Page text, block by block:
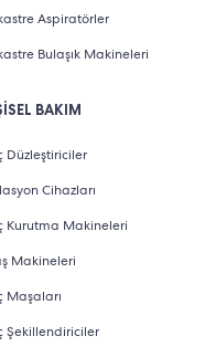
Aspiratörler
Bulaşık Makineleri
BAKIM
Düzleştiriciler
Cihazları
Kurutma Makineleri
Makineleri
Maşaları
Şekillendiriciler